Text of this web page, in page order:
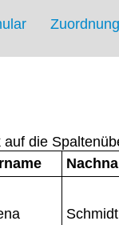
die
Schmidt